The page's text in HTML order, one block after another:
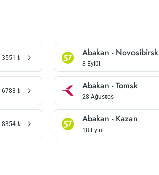
3551 ₺ Abakan - Novosibirsk
8 Eylül
6783 ₺ Abakan - Tomsk
28 Ağustos
8354 ₺ Abakan - Kazan
18 Eylül